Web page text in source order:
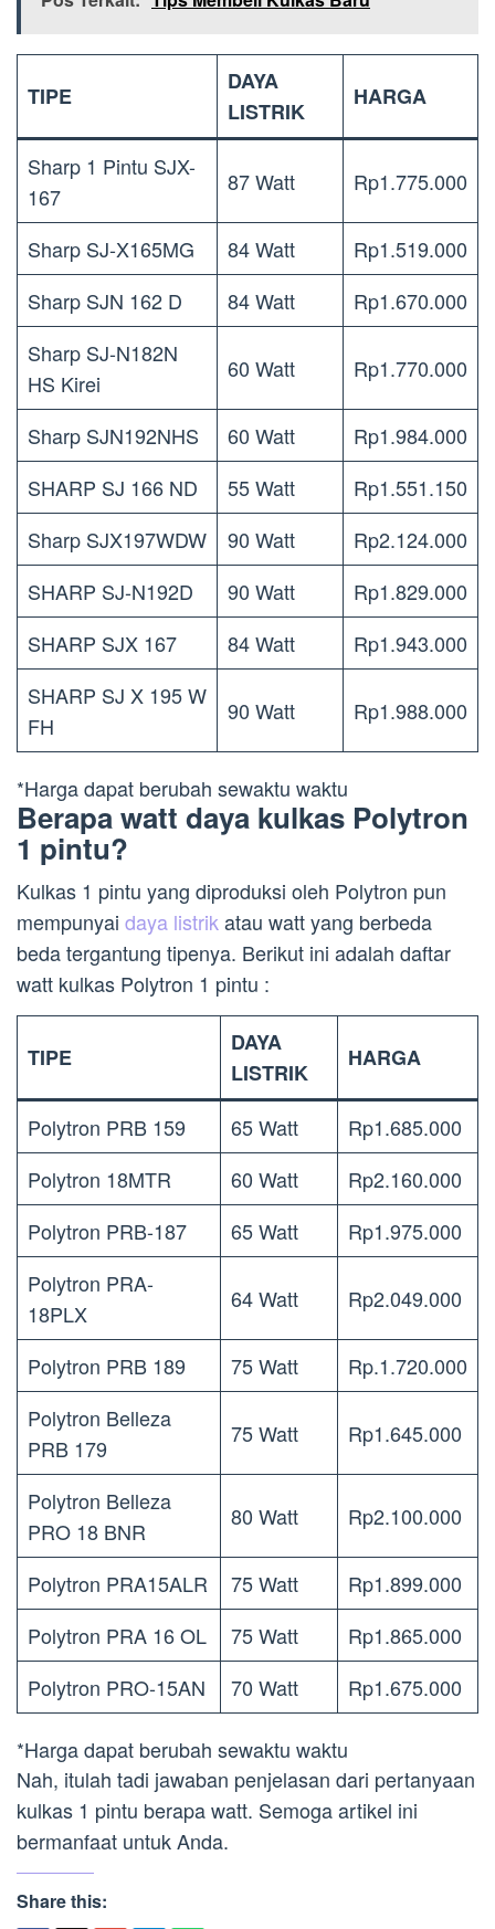
TIPE
DAYA
LISTRIK
HARGA
Sharp 1 Pintu SJX-
167
87 Watt Rp1.775.000
Sharp SJ-X165MG 84 Watt
Rp1.519.000
Sharp SJN 162 D
84 Watt
Rp1.670.000
Sharp SJ-N182N
HS Kirei
60 Watt Rp1.770.000
Sharp SJN192NHS 60 Watt
Rp1.984.000
SHARP SJ 166 ND
55 Watt
Rp1.551.150
Sharp SJX197WDW
90 Watt
Rp2.124.000
SHARP SJ-N192D
90 Watt
Rp1.829.000
SHARP SJX 167
84 Watt
Rp1.943.000
SHARP SJ X 195 W
FH
90 Watt Rp1.988.000
*Harga dapat berubah sewaktu waktu
Berapa watt daya kulkas Polytron
1 pintu?
Kulkas 1 pintu yang diproduksi oleh Polytron pun
mempunyai daya listrikatau watt yang berbeda
beda tergantung tipenya. Berikut ini adalah daftar
watt kulkas Polytron 1 pintu :
TIPE
DAYA
LISTRIK
HARGA
Polytron PRB 159 65 Watt
Rp1.685.000
Polytron 18MTR
60 Watt
Rp2.160.000
Polytron PRB-187
65 Watt
Rp1.975.000
Polytron PRA-
18PLX
64 Watt Rp2.049.000
Polytron PRB 189 75 Watt
Rp.1.720.000
Polytron Belleza
PRB 179
75 Watt Rp1.645.000
Polytron Belleza
PRO 18 BNR
80 Watt Rp2.100.000
Polytron PRA15ALR 75 Watt
Rp1.899.000
Polytron PRA 16 OL
75 Watt
Rp1.865.000
Polytron PRO-15AN
70 Watt Rp1.675.000
*Harga dapat berubah sewaktu waktu
Nah, itulah tadi jawaban penjelasan dari pertanyaan
kulkas 1 pintu berapa watt. Semoga artikel ini
bermanfaat untuk Anda.
Share this: